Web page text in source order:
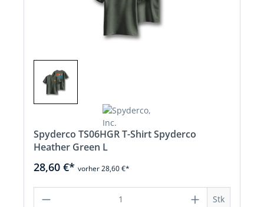
Spyderco TS06HGR T-Shirt Spyderco
Heather Green L
28,60 €* vorher 28,60 €*
Produkt Anzahl: Gib den Stk